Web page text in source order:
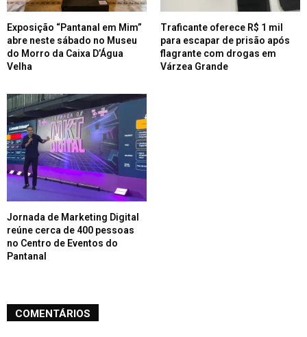
Exposição “Pantanal em Mim”
abre neste sábado no Museu
do Morro da Caixa D’Água
Velha
Traficante oferece R$ 1 mil
para escapar de prisão após
flagrante com drogas em
Várzea Grande
Jornada de Marketing Digital
reúne cerca de 400 pessoas
no Centro de Eventos do
Pantanal
COMENTÁRIOS